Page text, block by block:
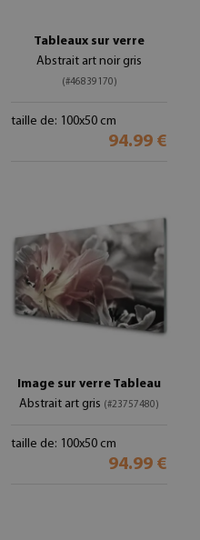
Tableaux sur verre
Abstrait art noir gris
(#46839170)
taille de: 100x50 cm
94.99 €
Image sur verre Tableau
Abstrait art gris (#23757480)
taille de: 100x50 cm
94.99 €